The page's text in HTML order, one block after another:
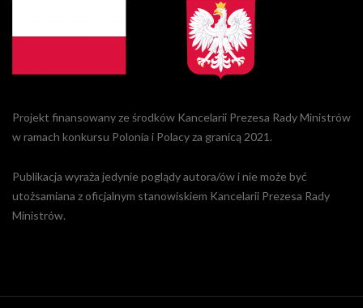
Projekt finansowany ze środków Kancelarii Prezesa Rady Ministrów
w ramach konkursu Polonia i Polacy za granicą 2021.
Publikacja wyraża jedynie poglądy autora/ów i nie może być
utożsamiana z oficjalnym stanowiskiem Kancelarii Prezesa Rady
Ministrów.